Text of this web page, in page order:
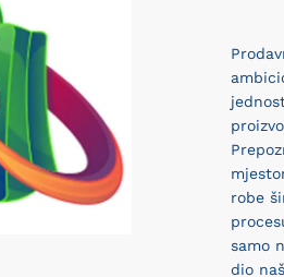
robe
samo
dio